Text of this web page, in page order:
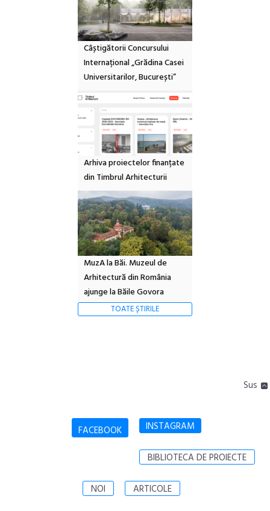
Câștigătorii Concursului
Internațional „Grădina Casei
Universitarilor, București”
Arhiva proiectelor finanțate
din Timbrul Arhitecturii
MuzA la Băi. Muzeul de
Arhitectură din România
ajunge la Băile Govora
TOATE ȘTIRILE
Sus
FACEBOOK INSTAGRAM
BIBLIOTECA DE PROIECTE
NOI ARTICOLE